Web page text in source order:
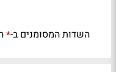
השדות המסומנים ב-*